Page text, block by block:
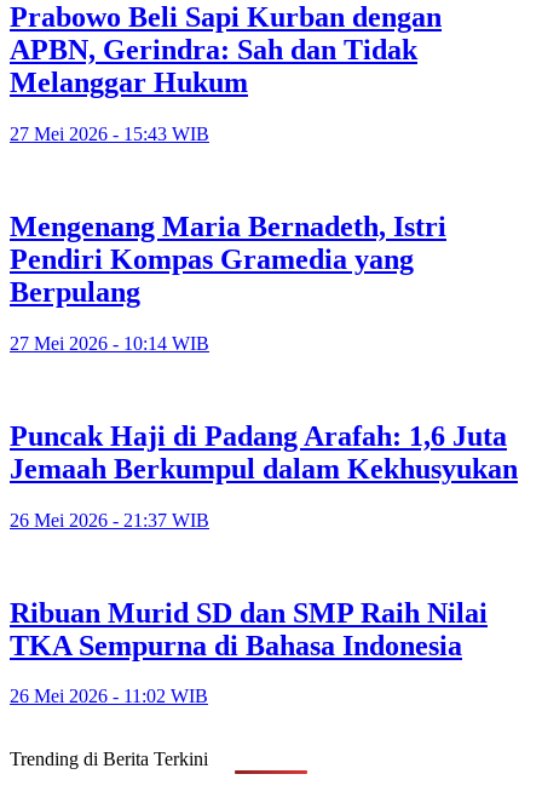
Prabowo Beli Sapi Kurban dengan
APBN, Gerindra: Sah dan Tidak
Melanggar Hukum
27 Mei 2026 - 15:43 WIB
Mengenang Maria Bernadeth, Istri
Pendiri Kompas Gramedia yang
Berpulang
27 Mei 2026 - 10:14 WIB
Puncak Haji di Padang Arafah: 1,6 Juta
Jemaah Berkumpul dalam Kekhusyukan
26 Mei 2026 - 21:37 WIB
Ribuan Murid SD dan SMP Raih Nilai
TKA Sempurna di Bahasa Indonesia
26 Mei 2026 - 11:02 WIB
Trending di Berita Terkini